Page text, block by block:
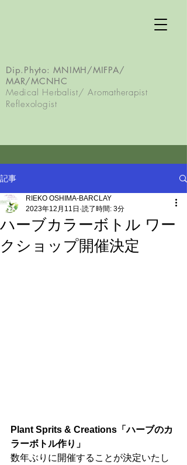
Dip.Phyto: MNIMH/MIFPA/
MAR/MCNHC
Medical Herbalist/ Aromatherapist
Reflexologist
記事
ハーブカラーボトル ワー
クショップ開催決定
RIEKO OSHIMA-BARCLAY
2023年12月11日 読了時間: 3分
Plant Sprits & Creations「ハーブのカ
ラーボトル作り」
数年ぶりに開催することが決定いたし